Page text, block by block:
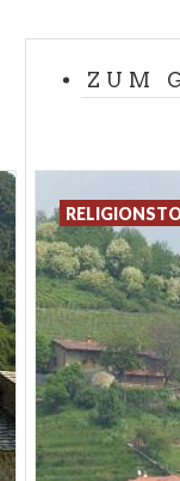
Pilger genießt.
tatsächlich die
Wenn man
besichtigen?
Überraschung:
der Radfahrer
Tricots der
ZUM